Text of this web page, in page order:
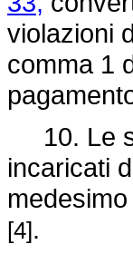
violazioni
comma 1
10. Le
incaricati
[4].